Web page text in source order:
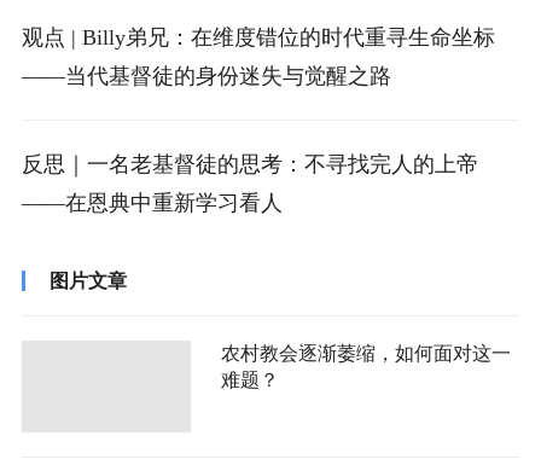
观点 | Billy弟兄：在维度错位的时代重寻生命坐标
——当代基督徒的身份迷失与觉醒之路
反思｜一名老基督徒的思考：不寻找完人的上帝
——在恩典中重新学习看人
图片文章
农村教会逐渐萎缩，如何面对这一
难题？